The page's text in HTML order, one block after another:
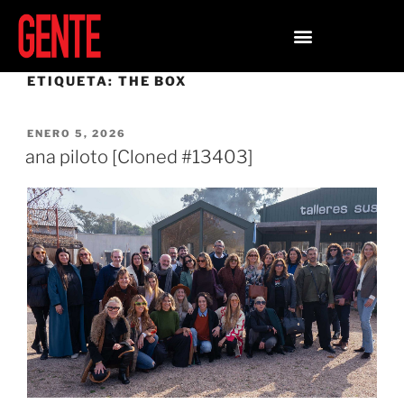
ETIQUETA: THE BOX
ENERO 5, 2026
ana piloto [Cloned #13403]